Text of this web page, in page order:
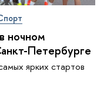
ночном
Петербурге
ярких стартов